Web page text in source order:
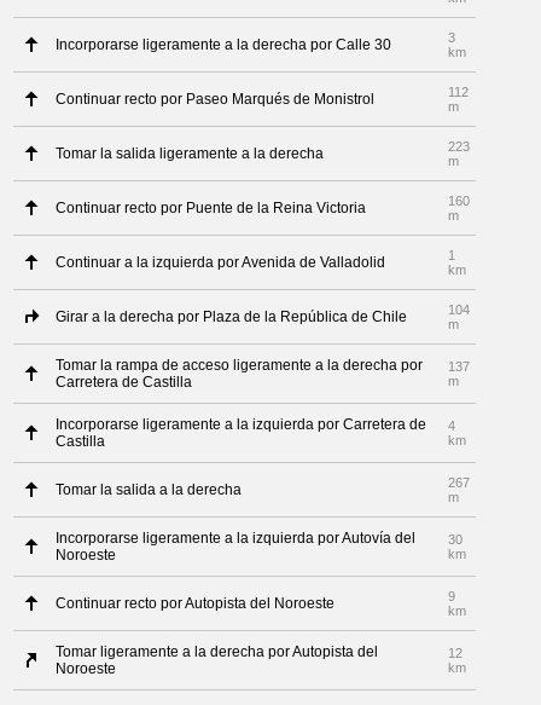
Incorporarse ligeramente a la derecha por Calle 30
3
km
Continuar recto por Paseo Marqués de Monistrol
112
m
Tomar la salida ligeramente a la derecha
223
m
Continuar recto por Puente de la Reina Victoria
160
m
Continuar a la izquierda por Avenida de Valladolid
1
km
Girar a la derecha por Plaza de la República de Chile
104
m
Tomar la rampa de acceso ligeramente a la derecha por
Carretera de Castilla
137
m
Incorporarse ligeramente a la izquierda por Carretera de
Castilla
4
km
Tomar la salida a la derecha
267
m
Incorporarse ligeramente a la izquierda por Autovía del
Noroeste
30
km
Continuar recto por Autopista del Noroeste
9
km
Tomar ligeramente a la derecha por Autopista del
Noroeste
12
km